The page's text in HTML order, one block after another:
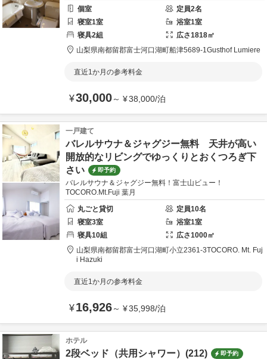
個室 定員2名
寝室1室 浴室1室
寝具2組 広さ1818㎡
山梨県南都留郡富士河口湖町船津5689-1Gusthof Lumiere
直近1か月の参考料金
¥30,000～ ¥38,000/泊
一戸建て
バレルサウナ＆ジャグジー無料 天井が高い
開放的なリビングでゆっくりとおくつろぎ下
さい
即予約
バレルサウナ＆ジャグジー無料！富士山ビュー！
TOCORO.Mt.Fuji 葉月
丸ごと貸切
定員10名
寝室3室 浴室1室
寝具10組 広さ1000㎡
山梨県南都留郡富士河口湖町小立2361-3TOCORO. Mt. Fuj
i Hazuki
直近1か月の参考料金
¥16,926～ ¥35,998/泊
ホテル
2段ベッド（共用シャワー）(212) 即予約